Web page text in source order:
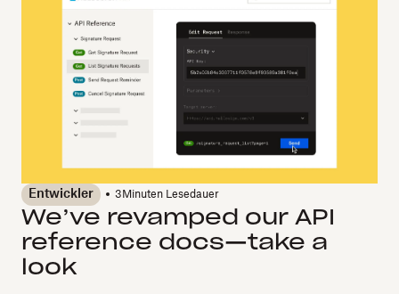
Entwickler 3 Minuten Lesedauer
We’ve revamped our API
reference docs—take a
look